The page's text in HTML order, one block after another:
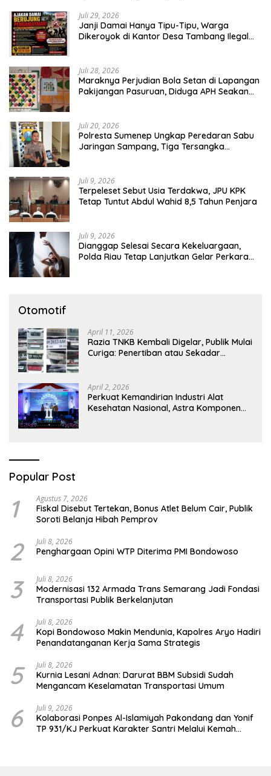
Juli 29, 2026
Janji Damai Hanya Tipu-Tipu, Warga
Dikeroyok di Kantor Desa Tambang Ilegal
Juli 28, 2026
Maraknya Perjudian Bola Setan di Lapangan
Pakijangan Pasuruan, Diduga APH Seakan
Juli 20, 2026
Polresta Sumenep Ungkap Peredaran Sabu
Jaringan Sampang, Tiga Tersangka
Juli 9, 2026
Terpeleset Sebut Usia Terdakwa, JPU KPK
Tetap Tuntut Abdul Wahid 8,5 Tahun Penjara
Juli 9, 2026
Dianggap Selesai Secara Kekeluargaan,
Polda Riau Tetap Lanjutkan Gelar Perkara
Otomotif
April 11, 2026
Razia TNKB Kembali Digelar, Publik Mulai
Curiga: Penertiban atau Sekadar
April 2, 2026
Perkuat Kemandirian Industri Alat
Kesehatan Nasional, Astra Komponen
Popular Post
1 Agustus 7, 2026
Fiskal Disebut Tertekan, Bonus Atlet Belum Cair, Publik
Soroti Belanja Hibah Pemprov
2 Juli 8, 2026
Penghargaan Opini WTP Diterima PMI Bondowoso
3 Juli 8, 2026
Modernisasi 132 Armada Trans Semarang Jadi Fondasi
Transportasi Publik Berkelanjutan
4 Juli 8, 2026
Kopi Bondowoso Makin Mendunia, Kapolres Aryo Hadiri
Penandatanganan Kerja Sama Strategis
5 Juli 8, 2026
Kurnia Lesani Adnan: Darurat BBM Subsidi Sudah
Mengancam Keselamatan Transportasi Umum
6 Juli 9, 2026
Kolaborasi Ponpes Al-Islamiyah Pakondang dan Yonif
TP 931/KJ Perkuat Karakter Santri Melalui Kemah